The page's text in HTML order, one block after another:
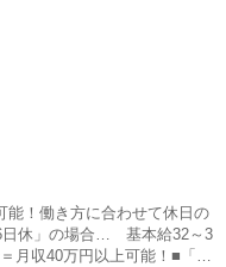
能！働き方に合わせて休日の
日休」の場合… 基本給32～3
月収40万円以上可能！■「完